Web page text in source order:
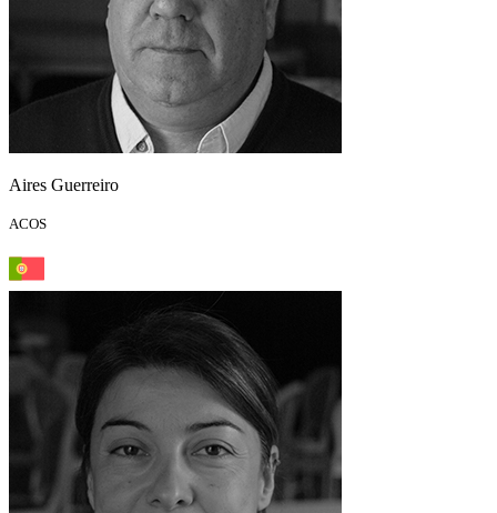
Aires Guerreiro
ACOS